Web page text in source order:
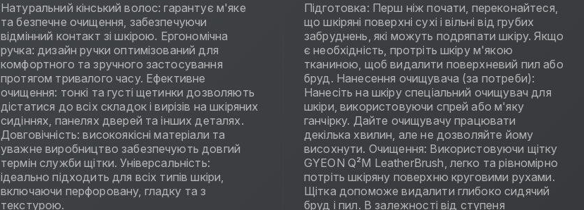
Натуральний кінський волос: гарантує м'яке
та безпечне очищення, забезпечуючи
відмінний контакт зі шкірою. Ергономічна
ручка: дизайн ручки оптимізований для
комфортного та зручного застосування
протягом тривалого часу. Ефективне
очищення: тонкі та густі щетинки дозволяють
дістатися до всіх складок і вирізів на шкіряних
сидіннях, панелях дверей та інших деталях.
Довговічність: високоякісні матеріали та
уважне виробництво забезпечують довгий
термін служби щітки. Універсальність:
ідеально підходить для всіх типів шкіри,
включаючи перфоровану, гладку та з
текстурою.
Підготовка: Перш ніж почати, переконайтеся,
що шкіряні поверхні сухі і вільні від грубих
забруднень, які можуть подряпати шкіру. Якщо
є необхідність, протріть шкіру м'якою
тканиною, щоб видалити поверхневий пил або
бруд. Нанесення очищувача (за потреби):
Нанесіть на шкіру спеціальний очищувач для
шкіри, використовуючи спрей або м'яку
ганчірку. Дайте очищувачу працювати
декілька хвилин, але не дозволяйте йому
висохнути. Очищення: Використовуючи щітку
GYEON Q²M LeatherBrush, легко та рівномірно
потріть шкіряну поверхню круговими рухами.
Щітка допоможе видалити глибоко сидячий
бруд і пил. В залежності від ступеня